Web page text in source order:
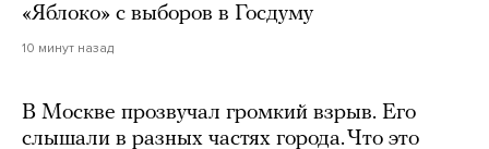
«Яблоко» с выборов в Госдуму
10 минут назад
В Москве прозвучал громкий взрыв. Его
слышали в разных частях города. Что это